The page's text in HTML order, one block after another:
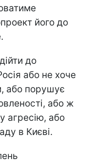
його до
до
або не хоче
або порушує
або ж
агресію, або
в Києві.